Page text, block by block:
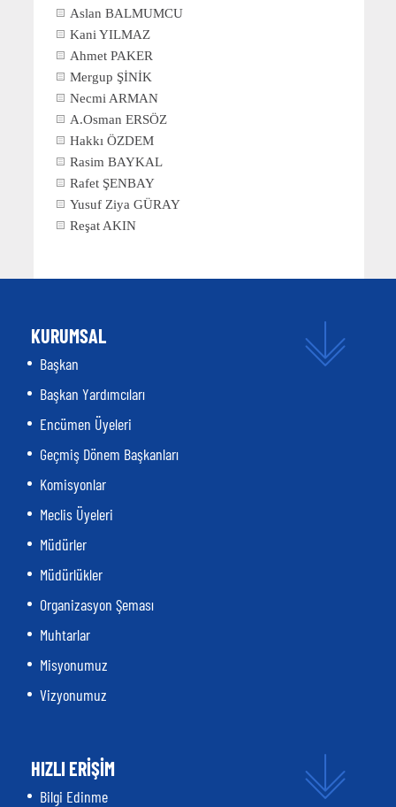
Aslan BALMUMCU
Kani YILMAZ
Ahmet PAKER
Mergup ŞİNİK
Necmi ARMAN
A.Osman ERSÖZ
Hakkı ÖZDEM
Rasim BAYKAL
Rafet ŞENBAY
Yusuf Ziya GÜRAY
Reşat AKIN
KURUMSAL
Başkan
Başkan Yardımcıları
Encümen Üyeleri
Geçmiş Dönem Başkanları
Komisyonlar
Meclis Üyeleri
Müdürler
Müdürlükler
Organizasyon Şeması
Muhtarlar
Misyonumuz
Vizyonumuz
HIZLI ERİŞİM
Bilgi Edinme